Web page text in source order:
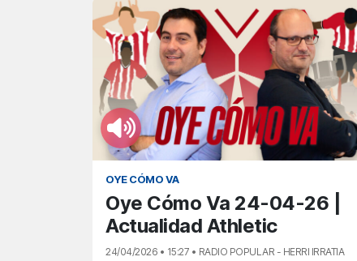
OYE CÓMO VA
Oye Cómo Va 24-04-26 |
Actualidad Athletic
24/04/2026 • 15:27 • RADIO POPULAR - HERRI IRRATIA